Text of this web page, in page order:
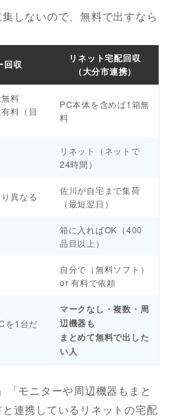
しないので、無料で出すなら
回収
リネット宅配回収
（大分市連携）
料
料（目
PC本体を含めば1箱無
料
リネット（ネットで
24時間）
異なる
佐川が自宅まで集荷
（最短翌日）
箱に入ればOK（400
品目以上）
自分で（無料ソフト）
or 有料で依頼
を1台だ
マークなし・複数・周
辺機器も
まとめて無料で出した
い人
「モニターや周辺機器もまと
連携しているリネットの宅配